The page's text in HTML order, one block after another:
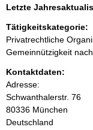
i
n
h
a
l
Letzte
Tätigkeitskategorie:
Privatrechtliche
Gemeinnützigkeit
Kontaktdaten:
Adresse:
Schwanthalerstr. 76
80336 München
Deutschland